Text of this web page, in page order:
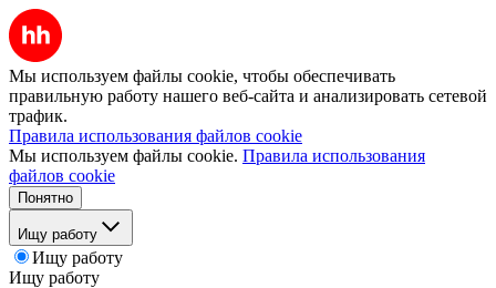
Мы используем файлы cookie, чтобы обеспечивать
правильную работу нашего веб-сайта и анализировать сетевой
трафик.
Правила использования файлов cookie
Мы используем файлы cookie. Правила использования
файлов cookie
Понятно
Ищу работу
Ищу работу
Ищу работу